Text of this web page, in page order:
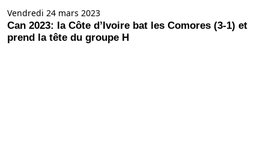
Vendredi 24 mars 2023
Can 2023: la Côte d’Ivoire bat les Comores (3-1) et
prend la tête du groupe H